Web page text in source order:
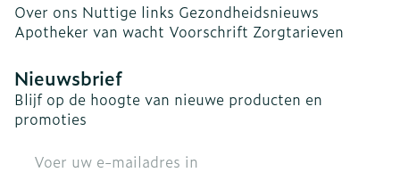
Over ons Nuttige links Gezondheidsnieuws
Apotheker van wacht Voorschrift Zorgtarieven
Nieuwsbrief
Blijf op de hoogte van nieuwe producten en
promoties